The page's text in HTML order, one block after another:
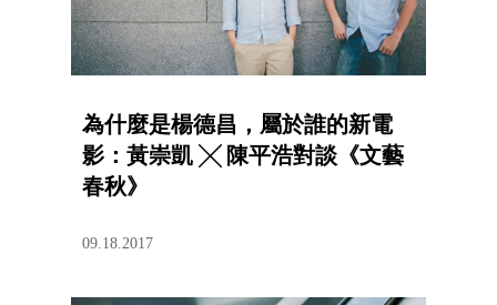
為什麼是楊德昌，屬於誰的新電
影：黃崇凱 ╳ 陳平浩對談《文藝
春秋》
09.18.2017